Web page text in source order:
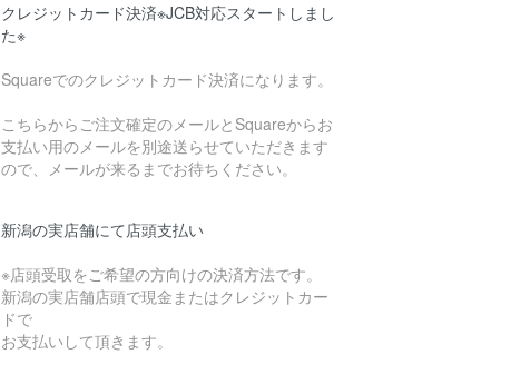
クレジットカード決済※JCB対応スタートしまし
た※
Squareでのクレジットカード決済になります。
こちらからご注文確定のメールとSquareからお
支払い用のメールを別途送らせていただきます
ので、メールが来るまでお待ちください。
新潟の実店舗にて店頭支払い
※店頭受取をご希望の方向けの決済方法です。
新潟の実店舗店頭で現金またはクレジットカー
ドで
お支払いして頂きます。